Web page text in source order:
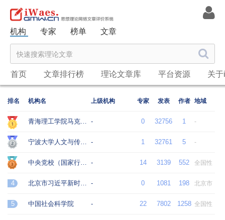
机构 专家 榜单 文章
首页 文章排行榜 理论文章库 平台资源 关
排名 机构名 上级机构 专家 发表 作者 地域
青海理工学院马克思主义学院 - 0 32756 1 -
宁波大学人文与传媒学院 - 1 32761 5 -
中央党校（国家行政学院） - 14 3139 552 全国性
4 北京市习近平新时代中国特色社会主义思想研究中心 - 0 1081 198 北京市
5 中国社会科学院 - 22 7802 1258 全国性